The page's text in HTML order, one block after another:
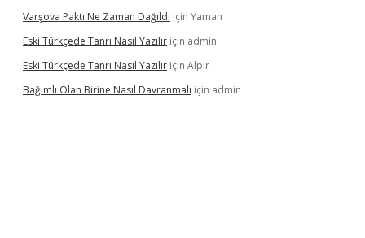
Varşova Paktı Ne Zaman Dağıldı için Yaman
Eski Türkçede Tanrı Nasıl Yazılır için admin
Eski Türkçede Tanrı Nasıl Yazılır için Alpır
Bağımlı Olan Birine Nasıl Davranmalı için admin